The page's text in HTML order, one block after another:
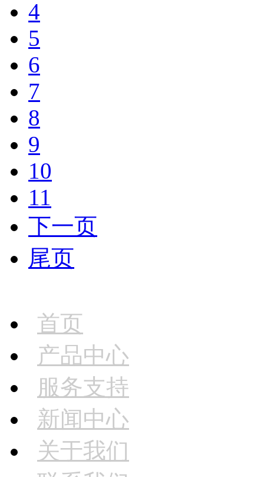
4
5
6
7
8
9
10
11
下一页
尾页
首页
产品中心
服务支持
新闻中心
关于我们